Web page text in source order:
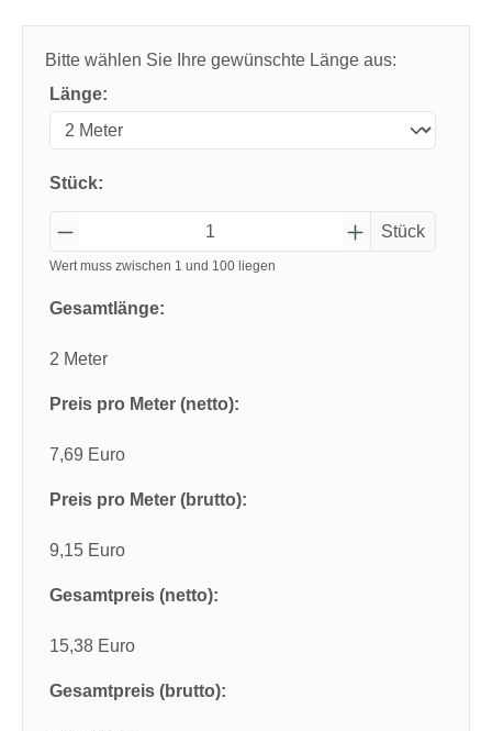
Bitte wählen Sie Ihre gewünschte Länge aus:
Länge:
Stück:
Stück
Wert muss zwischen 1 und 100 liegen
Gesamtlänge:
2 Meter
Preis pro Meter (netto):
7,69 Euro
Preis pro Meter (brutto):
9,15 Euro
Gesamtpreis (netto):
15,38 Euro
Gesamtpreis (brutto):